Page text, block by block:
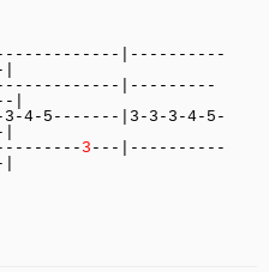
|----------
|---------
|
4-5-------|3-3-3-4-5-
3 ---|----------